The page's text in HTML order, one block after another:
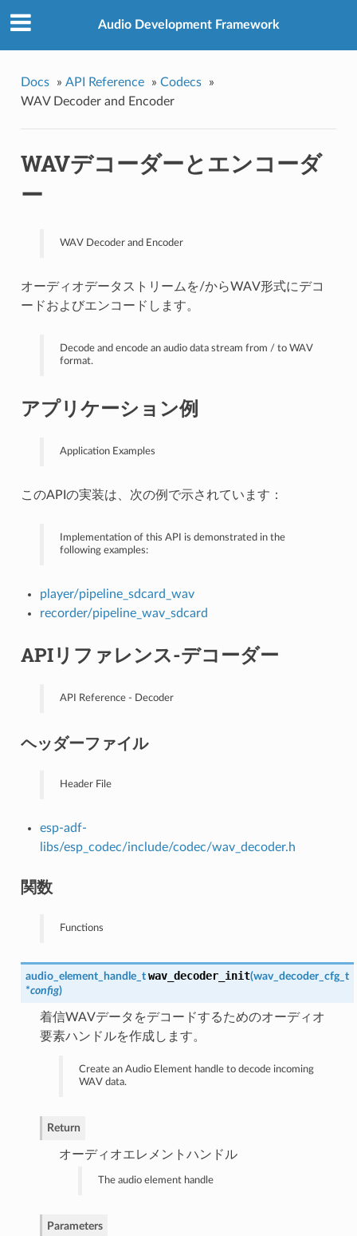
Audio Development Framework
Docs » API Reference » Codecs
»
WAV Decoder and Encoder
WAVデコーダーとエンコーダ
ー
WAV Decoder and Encoder
オーディオデータストリームを/からWAV形式にデコ
ードおよびエンコードします。
Decode and encode an audio data stream from / to WAV
format.
アプリケーション例
Application Examples
このAPIの実装は、次の例で示されています：
Implementation of this API is demonstrated in the
following examples:
player/pipeline_sdcard_wav
recorder/pipeline_wav_sdcard
APIリファレンス-デコーダー
API Reference - Decoder
ヘッダーファイル
Header File
esp-adf-
libs/esp_codec/include/codec/wav_decoder.h
関数
Functions
audio_element_handle_t wav_decoder_init(wav_decoder_cfg_t
*config)
着信WAVデータをデコードするためのオーディオ
要素ハンドルを作成します。
Create an Audio Element handle to decode incoming
WAV data.
Return
オーディオエレメントハンドル
The audio element handle
Parameters